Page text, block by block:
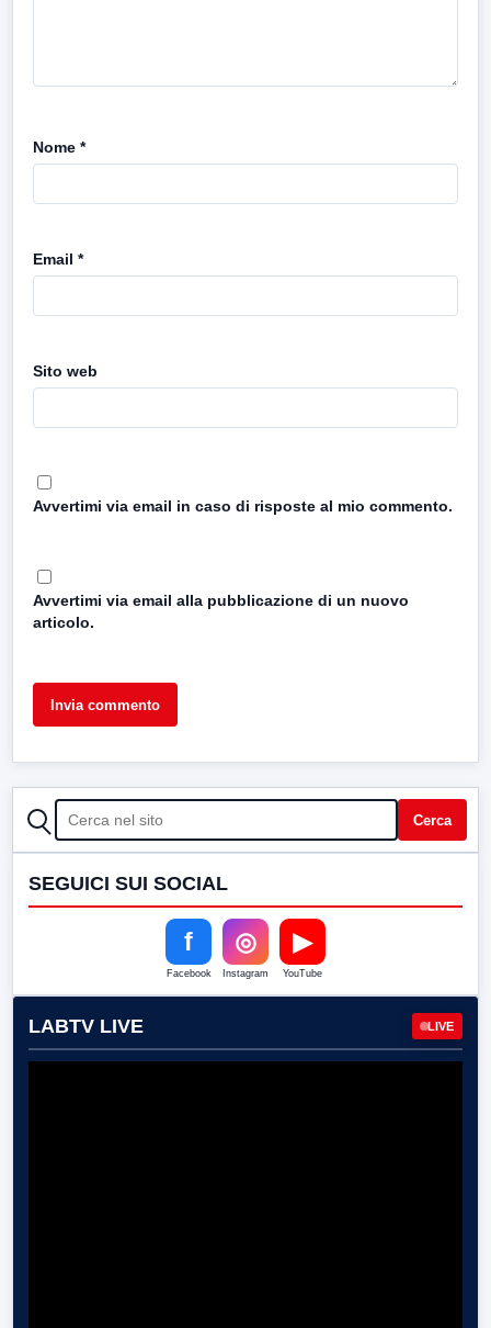
Nome *
Email *
Sito web
Avvertimi via email in caso di risposte al mio commento.
Avvertimi via email alla pubblicazione di un nuovo
articolo.
CERCA Cerca
SEGUICI SUI SOCIAL
f
Facebook
◎
Instagram
▶
YouTube
LABTV LIVE LIVE